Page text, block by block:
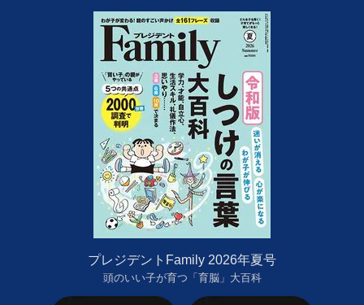
プレジデントFamily 2026年夏号
頭のいい子が育つ「育脳」大百科